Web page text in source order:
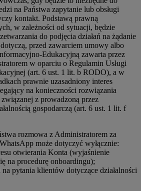
na Państwa zapytanie lub obsługi
kontakt. Podstawą prawną
w zależności od sytuacji, będzie
do podjęcia działań na żądanie
przed zawarciem umowy albo
Edukacyjną zawarta przez
w oparciu o Regulamin Usługi
(art. 6 ust. 1 lit. b RODO), a w
prawnie uzasadniony interes
na konieczności rozwiązania
związanej z prowadzoną przez
gospodarczą (art. 6 ust. 1 lit. f
rozmowa z Administratorem za
może dotyczyć wyłącznie:
otwierania Konta (wyjaśnienie
na procedurę onboardingu);
pytania klientów dotyczące działalności